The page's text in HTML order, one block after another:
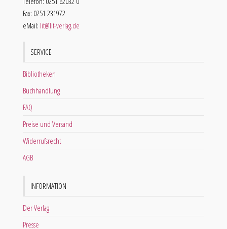
Fax: 0251 231972
eMail: lit@lit-verlag.de
SERVICE
Bibliotheken
Buchhandlung
FAQ
Preise und Versand
Widerrufsrecht
AGB
INFORMATION
Der Verlag
Presse